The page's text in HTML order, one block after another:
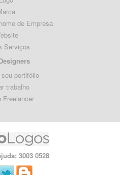
de Empresa
Serviços
portifólio
trabalho
Freelancer
3003 0528